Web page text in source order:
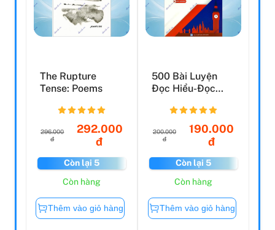
The Rupture
Tense: Poems
296.000
đ
292.000
đ
Còn lại 5
Còn hàng
Thêm vào giỏ hàng
500 Bài Luyện
Đọc Hiểu-Đọc
(Tái Bản...
200.000
đ
190.000
đ
Còn lại 5
Còn hàng
Thêm vào giỏ hàng